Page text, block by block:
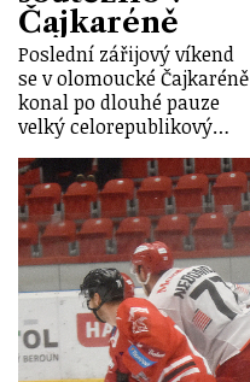
Čajkaréně
Poslední zářijový víkend
se v olomoucké Čajkaréně
konal po dlouhé pauze
velký celorepublikový…